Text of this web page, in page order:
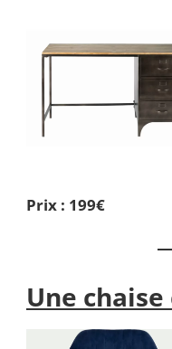
Prix : 199€
Une